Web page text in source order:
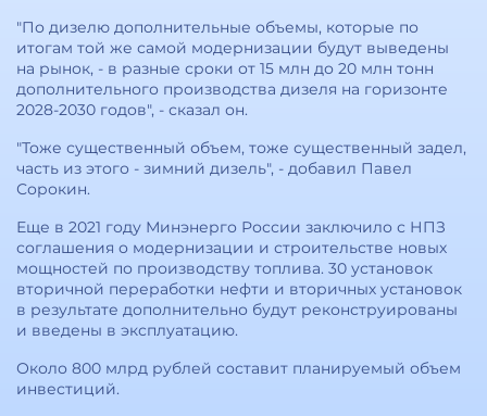
"По дизелю дополнительные объемы, которые по
итогам той же самой модернизации будут выведены
на рынок, - в разные сроки от 15 млн до 20 млн тонн
дополнительного производства дизеля на горизонте
2028-2030 годов", - сказал он.
"Тоже существенный объем, тоже существенный задел,
часть из этого - зимний дизель", - добавил Павел
Сорокин.
Еще в 2021 году Минэнерго России заключило с НПЗ
соглашения о модернизации и строительстве новых
мощностей по производству топлива. 30 установок
вторичной переработки нефти и вторичных установок
в результате дополнительно будут реконструированы
и введены в эксплуатацию.
Около 800 млрд рублей составит планируемый объем
инвестиций.